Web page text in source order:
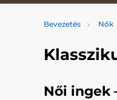
Bevezetés Nők
Női ingek